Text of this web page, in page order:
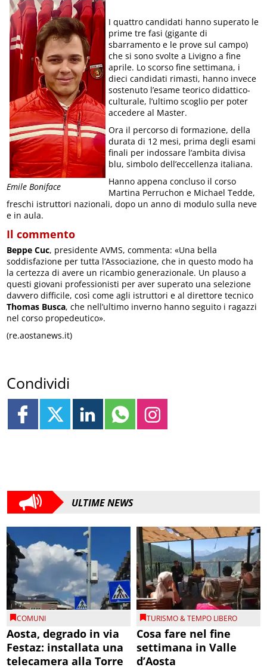
Emile Boniface
I quattro candidati hanno superato le
prime tre fasi (gigante di
sbarramento e le prove sul campo)
che si sono svolte a Livigno a fine
aprile. Lo scorso fine settimana, i
dieci candidati rimasti, hanno invece
sostenuto l’esame teorico didattico-
culturale, l’ultimo scoglio per poter
accedere al Master.
Ora il percorso di formazione, della
durata di 12 mesi, prima degli esami
finali per indossare l’ambita divisa
blu, simbolo dell’eccellenza italiana.
Hanno appena concluso il corso
Martina Perruchon e Michael Tedde,
freschi istruttori nazionali, dopo un anno di modulo sulla neve
e in aula.
Il commento
Beppe Cuc, presidente AVMS, commenta: «Una bella
soddisfazione per tutta l’Associazione, che in questo modo ha
la certezza di avere un ricambio generazionale. Un plauso a
questi giovani professionisti per aver superato una selezione
davvero difficile, così come agli istruttori e al direttore tecnico
Thomas Busca, che nell’ultimo inverno hanno seguito i ragazzi
nel corso propedeutico».
(re.aostanews.it)
Condividi
ULTIME NEWS
COMUNI
Aosta, degrado in via
Festaz: installata una
telecamera alla Torre
TURISMO & TEMPO LIBERO
Cosa fare nel fine
settimana in Valle
d’Aosta